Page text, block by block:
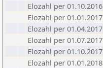
Elozahl per 01.10.2016
Elozahl per 01.01.2017
Elozahl per 01.04.2017
Elozahl per 01.07.2017
Elozahl per 01.10.2017
Elozahl per 01.01.2018